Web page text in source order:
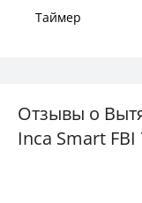
Таймер
Отзывы о
Inca Smart FBI